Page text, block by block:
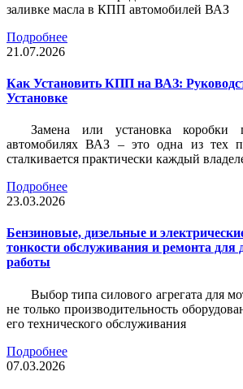
заливке масла в КПП автомобилей ВАЗ
Подробнее
21.07.2026
Как Установить КПП на ВАЗ:
Установке
Замена или установка
автомобилях ВАЗ – это одна из тех
сталкивается практически каждый
Подробнее
23.03.2026
Бензиновые, дизельные и
тонкости обслуживания и ремонта для
работы
Выбор типа силового агрегата для
не только производительность
его технического обслуживания
Подробнее
07.03.2026